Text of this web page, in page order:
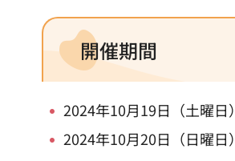
開催期間
2024年10月19日（土曜
2024年10月20日（日曜